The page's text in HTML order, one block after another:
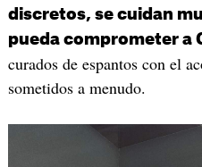
discretos, se cuidan
pueda comprometer a
curados de espantos con el
sometidos a menudo.